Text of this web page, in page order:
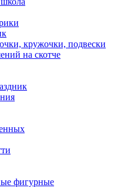
кружочки, подвески
на скотче
фигурные